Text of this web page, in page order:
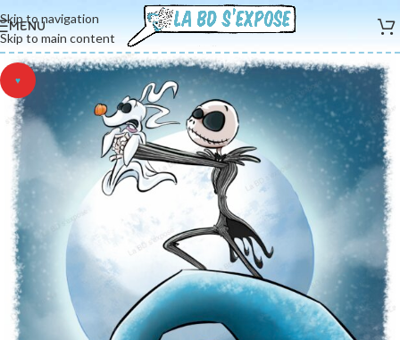
Skip to navigation
Skip to main content
MENU
♥